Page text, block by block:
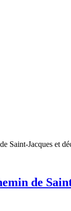
Saint-Jacques et
de